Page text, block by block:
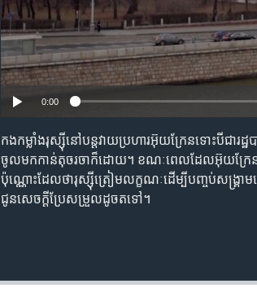
0:00
កង​កម្លាំង​រុស្ស៊ី​នៅ​បន្ត​វាយ​ប្រហារ​អ៊ុយក្រែន​ទោះបីជា​រ
ចូល​មក​កាន់​តុ​ចរចា​ក៏ដោយ។ ខណៈពេល​ដែល​អ៊ុយក្រែន​ត្
ប៉ុណ្ណោះ​ដែល​ថា​រុស្ស៊ី​ត្រៀម​លក្ខណៈ​ដើម្បី​បញ្ចប់​សង្គ្រ
ជូន​សេចក្ដី​ប្រែ​សម្រួល​ដូចតទៅ។